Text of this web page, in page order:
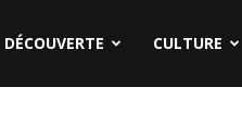
DÉCOUVERTE CULTURE